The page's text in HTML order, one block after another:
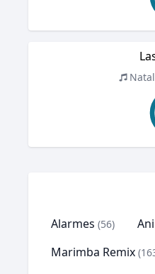
Natal
Alarmes (56)
Marimba Remix